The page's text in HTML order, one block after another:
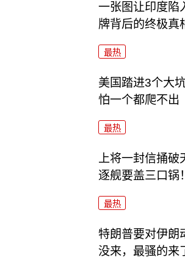
一张图让印度陷
牌背后的终极真
最热
美国踏进3个大
怕一个都爬不出
最热
上将一封信捅
逐舰要盖三口锅！
最热
特朗普要对伊朗
没来，最骚的来